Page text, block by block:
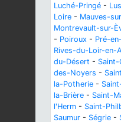
Luché-Pringé -
Loire - Mauves-
Montrevault-sur-
- Poiroux - Pré-
Rives-du-Loir-en-
du-Désert - Saint-
des-Noyers -
la-Potherie -
la-Brière - Saint-
l'Herm - Saint-
Saumur - Ségrie -